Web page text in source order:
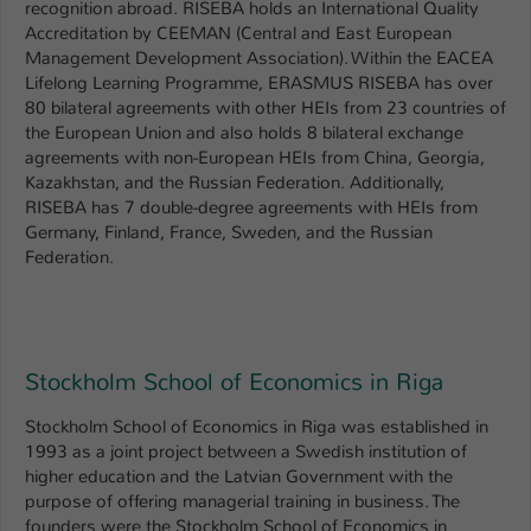
recognition abroad. RISEBA holds an International Quality
Accreditation by CEEMAN (Central and East European
Management Development Association). Within the EACEA
Lifelong Learning Programme, ERASMUS RISEBA has over
80 bilateral agreements with other HEIs from 23 countries of
the European Union and also holds 8 bilateral exchange
agreements with non-European HEIs from China, Georgia,
Kazakhstan, and the Russian Federation. Additionally,
RISEBA has 7 double-degree agreements with HEIs from
Germany, Finland, France, Sweden, and the Russian
Federation.
Stockholm School of Economics in Riga
Stockholm School of Economics in Riga was established in
1993 as a joint project between a Swedish institution of
higher education and the Latvian Government with the
purpose of offering managerial training in business. The
founders were the Stockholm School of Economics in
Name be_typo_user
Anbieter TYPO3
Laufzeit 1 Tag
Zweck
Dieser Cookie teilt der Webseite mit, ob
ein Besucher im Typo3-Backend
angemeldet ist und Rechte besitzt diese